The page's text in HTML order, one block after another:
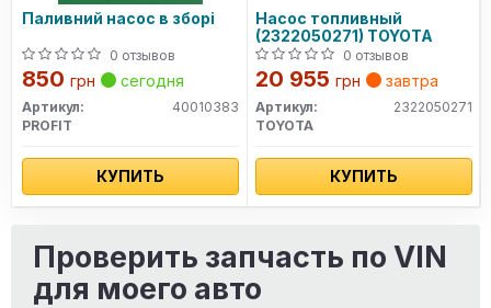
Паливний насос в зборі
0 отзывов
850 грн сегодня
Артикул:
40010383
PROFIT
КУПИТЬ
Насос топливный
(2322050271) TOYOTA
0 отзывов
20 955 грн завтра
Артикул:
2322050271
TOYOTA
КУПИТЬ
Проверить запчасть по VIN
для моего авто